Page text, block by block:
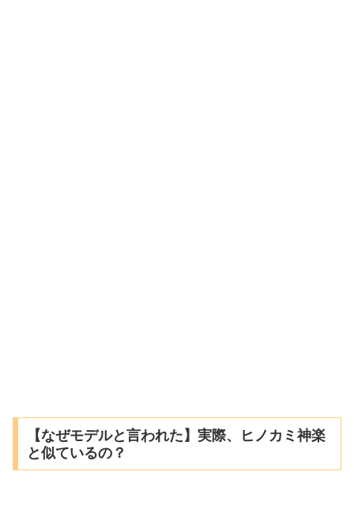
【なぜモデルと言われた】実際、ヒノカミ神楽
と似ているの？